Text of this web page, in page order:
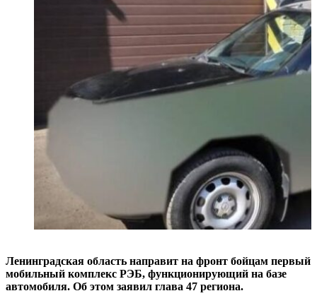
Ленинградская область направит на фронт бойцам первый
мобильный комплекс РЭБ, функционирующий на базе
автомобиля. Об этом заявил глава 47 региона.